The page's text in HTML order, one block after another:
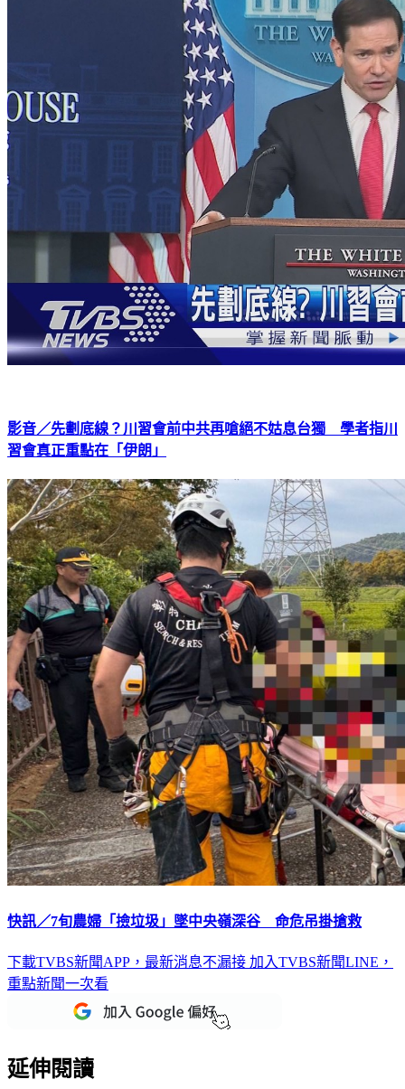
影音／先劃底線？川習會前中共再嗆絕不姑息台獨 學者指川
習會真正重點在「伊朗」
快訊／7旬農婦「撿垃圾」墜中央嶺深谷 命危吊掛搶救
下載TVBS新聞APP，最新消息不漏接 加入TVBS新聞LINE，
重點新聞一次看
延伸閱讀